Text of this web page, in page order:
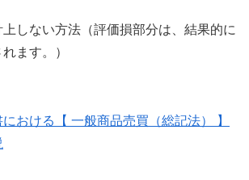
しない方法（評価損部分は、結果的に
ます。）
おける【 一般商品売買（総記法） 】